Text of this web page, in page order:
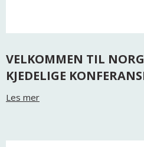
VELKOMMEN TIL
KJEDELIGE
Les mer